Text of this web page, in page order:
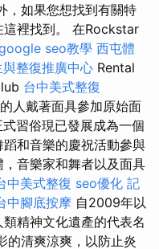
，如果您想找到有關特
這裡找到。 在Rockstar
seo教學 西屯體
與整復推廣中心 Rental
台中美式整復
人戴著面具參加原始面
習俗現已發展成為一個
和音樂的慶祝活動參與
音樂家和舞者以及面具
中美式整復 seo優化 記
中腳底按摩 自2009年以
精神文化遺產的代表名
的清爽涼爽，以防止炎